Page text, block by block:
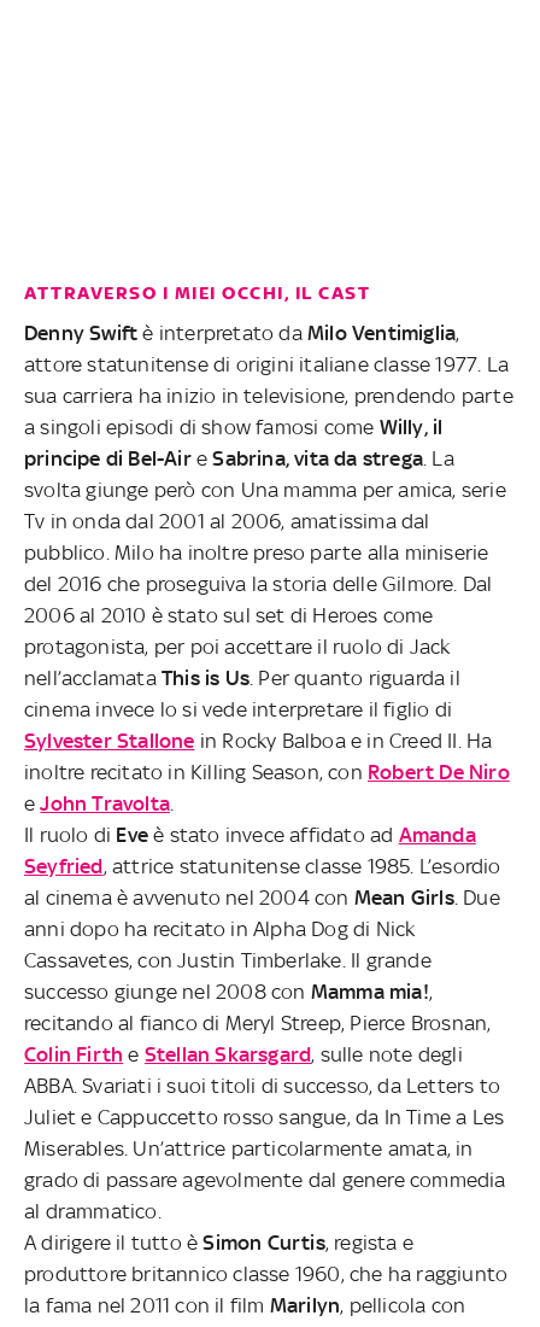
ATTRAVERSO I MIEI OCCHI, IL CAST
Denny Swift è interpretato daMilo Ventimiglia,
attore statunitense di origini italiane classe 1977. La
sua carriera ha inizio in televisione, prendendo parte
a singoli episodi di show famosi come Willy, il
principe di Bel-AireSabrina, vita da strega . La
svolta giunge però con Una mamma per amica, serie
Tv in onda dal 2001 al 2006, amatissima dal
pubblico. Milo ha inoltre preso parte alla miniserie
del 2016 che proseguiva la storia delle Gilmore. Dal
2006 al 2010 è stato sul set di Heroes come
protagonista, per poi accettare il ruolo di Jack
nell’acclamata This is Us . Per quanto riguarda il
cinema invece lo si vede interpretare il figlio di
Sylvester Stallone in Rocky Balboa e in Creed II. Ha
inoltre recitato in Killing Season, con Robert De Niro
eJohn Travolta
Il ruolo di Eve è stato invece affidato ad Amanda
Seyfried, attrice statunitense classe 1985. L’esordio
al cinema è avvenuto nel 2004 con Mean Girls. Due
anni dopo ha recitato in Alpha Dog di Nick
Cassavetes, con Justin Timberlake. Il grande
successo giunge nel 2008 con Mamma mia!,
recitando al fianco di Meryl Streep, Pierce Brosnan,
Colin Firth e Stellan Skarsgard, sulle note degli
ABBA. Svariati i suoi titoli di successo, da Letters to
Juliet e Cappuccetto rosso sangue, da In Time a Les
Miserables. Un’attrice particolarmente amata, in
grado di passare agevolmente dal genere commedia
al drammatico.
A dirigere il tutto èSimon Curtis, regista e
produttore britannico classe 1960, che ha raggiunto
la fama nel 2011 con il film Marilyn, pellicola con